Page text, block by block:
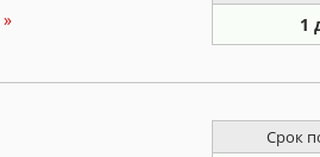
» 1
Срок